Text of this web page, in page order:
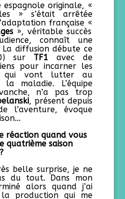
originale, «
» s’était arrêtée
française «
», véritable succès
connaît une
La diffusion débute ce
sur TF1 avec de
pour incarner les
qui vont lutter au
maladie. L’équipe
n’a pas trop
, présent depuis
l’aventure, évoque
réaction quand vous
quatrième saison
belle surprise, je ne
du tout. Dans mon
alors quand j’ai
production qui me